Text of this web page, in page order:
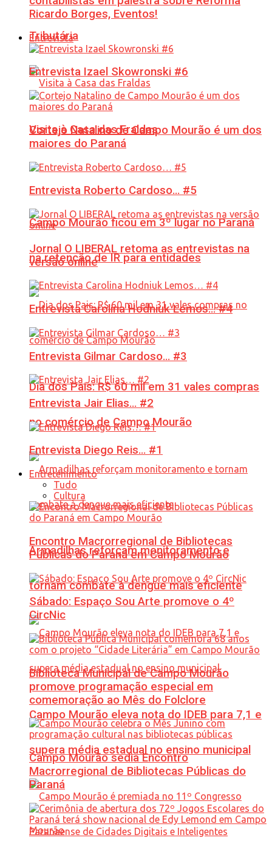
Tributária
Visita à Casa das Fraldas
Campo Mourão ficou em 3º lugar no Paraná
na retenção de IR para entidades
Dia dos Pais: R$ 60 mil em 31 vales compras
no comércio de Campo Mourão
Armadilhas reforçam monitoramento e
tornam combate à dengue mais eficiente
Campo Mourão eleva nota do IDEB para 7,1 e
supera média estadual no ensino municipal
Ricardo Borges, Eventos!
Entrevista
Entrevista Izael Skowronski #6
Cortejo Natalino de Campo Mourão é um dos
maiores do Paraná
Entrevista Roberto Cardoso… #5
Jornal O LIBERAL retoma as entrevistas na
versão online
Entrevista Carolina Hodniuk Lemos… #4
Entrevista Gilmar Cardoso… #3
Entrevista Jair Elias… #2
Entrevista Diego Reis… #1
Entretenimento
Tudo
Cultura
Encontro Macrorregional de Bibliotecas
Públicas do Paraná em Campo Mourão
Sábado: Espaço Sou Arte promove o 4º
CircNic
Biblioteca Municipal de Campo Mourão
promove programação especial em
comemoração ao Mês do Folclore
Campo Mourão sedia Encontro
Macrorregional de Bibliotecas Públicas do
Paraná